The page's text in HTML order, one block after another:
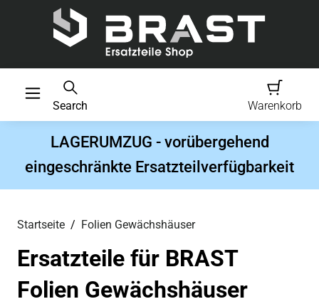
Search Warenkorb
LAGERUMZUG - vorübergehend
eingeschränkte Ersatzteilverfügbarkeit
Startseite Folien Gewächshäuser
Ersatzteile für BRAST
Folien Gewächshäuser